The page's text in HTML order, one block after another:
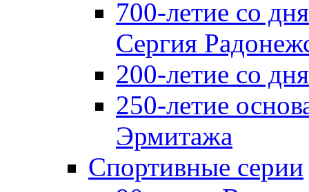
700-летие со
Сергия
200-летие со
250-летие
Эрмитажа
Спортивные серии